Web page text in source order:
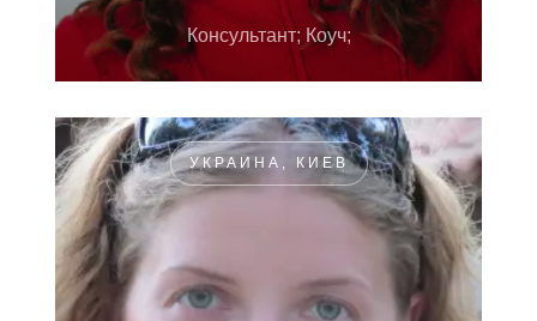
Консультант; Коуч;
УКРАИНА, КИЕВ